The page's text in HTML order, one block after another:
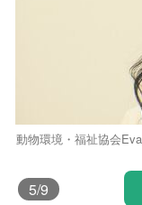
動物環境・福祉協会
5/9